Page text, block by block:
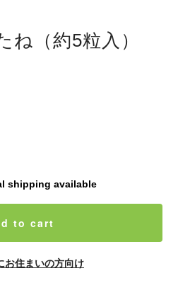
ね（約5粒入）
shipping available
to cart
お住まいの方向け